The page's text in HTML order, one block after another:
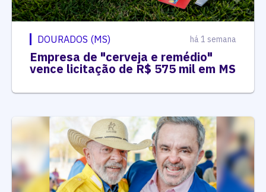
DOURADOS (MS) há 1 semana
Empresa de "cerveja e remédio"
vence licitação de R$ 575 mil em MS